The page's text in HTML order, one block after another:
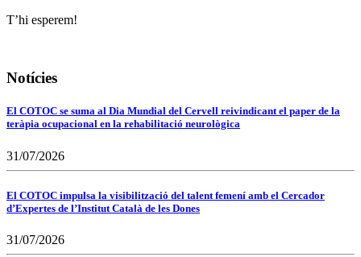
T’hi esperem!
Notícies
El COTOC se suma al Dia Mundial del Cervell reivindicant el paper de la
teràpia ocupacional en la rehabilitació neurològica
31/07/2026
El COTOC impulsa la visibilització del talent femení amb el Cercador
d’Expertes de l’Institut Català de les Dones
31/07/2026